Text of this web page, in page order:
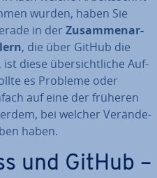
wurden, haben Sie
in der Zu­sam­men­ar­
, die über GitHub die
ist diese über­sicht­li­che Auf­
es Probleme oder
auf eine der früheren
bei welcher Ver­än­de­
haben.
und GitHub –